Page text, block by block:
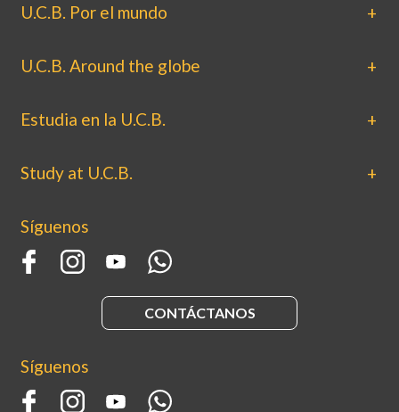
U.C.B. Por el mundo
U.C.B. Around the globe
Estudia en la U.C.B.
Study at U.C.B.
Síguenos
CONTÁCTANOS
Síguenos